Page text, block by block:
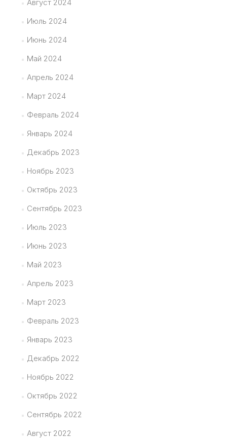
Август 2024
Июль 2024
Июнь 2024
Май 2024
Апрель 2024
Март 2024
Февраль 2024
Январь 2024
Декабрь 2023
Ноябрь 2023
Октябрь 2023
Сентябрь 2023
Июль 2023
Июнь 2023
Май 2023
Апрель 2023
Март 2023
Февраль 2023
Январь 2023
Декабрь 2022
Ноябрь 2022
Октябрь 2022
Сентябрь 2022
Август 2022